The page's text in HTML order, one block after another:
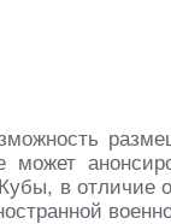
в отличие